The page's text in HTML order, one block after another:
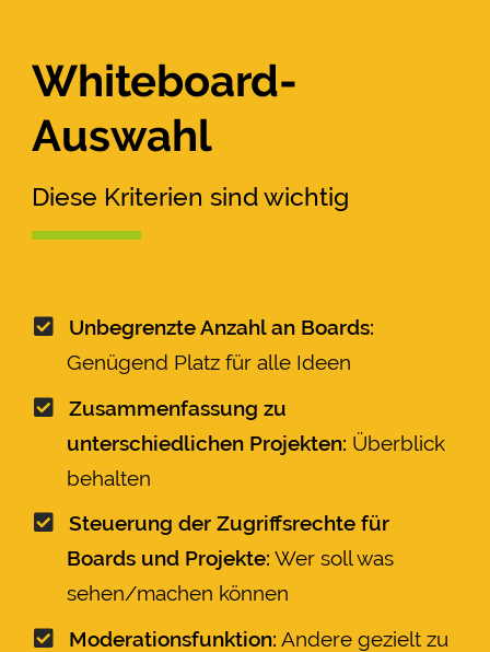
Whiteboard-
Auswahl
Diese Kriterien sind wichtig
Unbegrenzte Anzahl an Boards:
Genügend Platz für alle Ideen
Zusammenfassung zu
unterschiedlichen Projekten: Überblick
behalten
Steuerung der Zugriffsrechte für
Boards und Projekte: Wer soll was
sehen/machen können
Moderationsfunktion: Andere gezielt zu